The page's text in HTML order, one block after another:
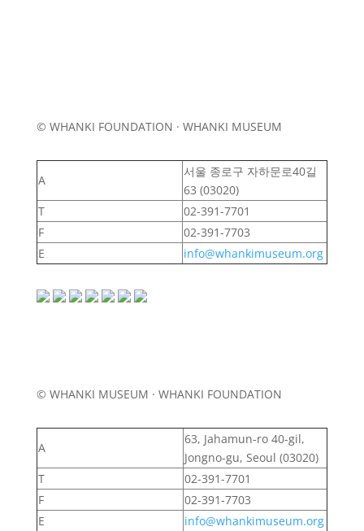
© WHANKI FOUNDATION · WHANKI MUSEUM
A
서울 종로구 자하문로40길
63 (03020)
T
02-391-7701
F
02-391-7703
E
info@whankimuseum.org
© WHANKI MUSEUM · WHANKI FOUNDATION
A
63, Jahamun-ro 40-gil,
Jongno-gu, Seoul (03020)
T
02-391-7701
F
02-391-7703
E
info@whankimuseum.org